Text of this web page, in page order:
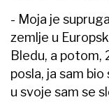
- Moja je
zemlje u
Bledu, a potom,
posla, ja sam
u svoje sam se